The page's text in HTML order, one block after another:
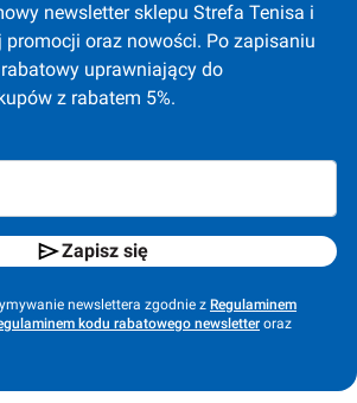
newsletter sklepu Strefa Tenisa i
promocji oraz nowości. Po zapisaniu
uprawniający do
z rabatem 5%.
Zapisz się
newslettera zgodnie z Regulaminem
kodu rabatowego newsletter oraz